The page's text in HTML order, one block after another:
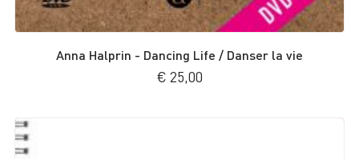
Anna Halprin - Dancing Life / Danser la vie
€ 25,00